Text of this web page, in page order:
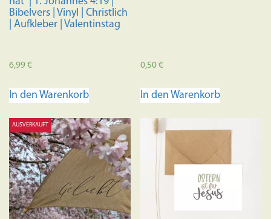
Bibelvers | Vinyl | Christlich
| Aufkleber | Valentinstag
6,99€
In den Warenkorb
0,50€
In den Warenkorb
AUSVERKAUFT